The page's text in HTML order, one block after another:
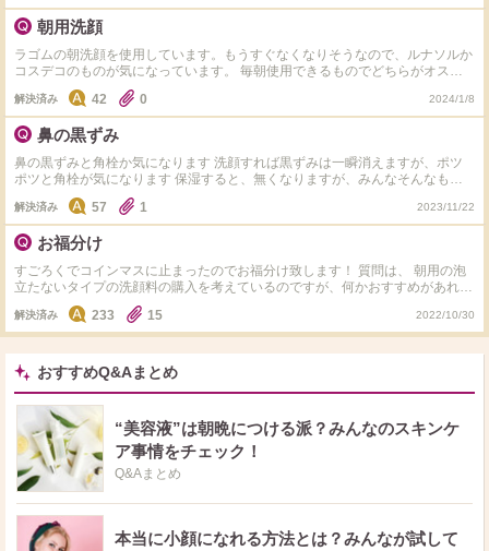
朝用洗顔
ラゴムの朝洗顔を使用しています。もうすぐなくなりそうなので、ルナソルか
コスデコのものが気になっています。 毎朝使用できるものでどちらがオスス
メ、または他ブランドでオススメあれば教えてください。 目周り乾燥ぎみの
混合肌です。よろしくお願いします。
解決済み 42 0 2024/1/8
鼻の黒ずみ
鼻の黒ずみと角栓か気になります 洗顔すれば黒ずみは一瞬消えますが、ポツ
ポツと角栓が気になります 保湿すると、無くなりますが、みんなそんなもん
でしょうか？ 角栓で調べて デュオ ルナソル カネボウ などなど 使いました
が良い様な、でも、劇的変化はなくて 酵素洗顔もファンケルやサイサイ、メ
ラノcc などやってみましたが、変化はなく 毛穴の目立たない鼻に憧れます ほ
とんどノーメイク、色づき日焼け止めとパウダー、たまに薄くメイクします
久しぶりにファンケルのマイクレやアテニアのクレンジングオイルなど、オイ
ル系はどうかなと思ってます 黒ずみ、角栓が無くなったクレンジング、洗顔
やアイテム 実感のあった商品があれば、教えて頂きたいです、タグがあると
嬉しいです シュウウエムラは高いので、怖くて手が出ない出ないですが、本
当に無くなるなら、鼻だけ使ってみたいです ポイント稼ぎで、適当な回答は
解決済み 57 1 2023/11/22
お福分け
すごろくでコインマスに止まったのでお福分け致します！ 質問は、 朝用の泡
立たないタイプの洗顔料の購入を考えているのですが、何かおすすめがあれば
教えてください！ タグの商品で使ったことのある商品がある方は感想も教え
て頂けるとありがたいです。 特にない方はスタンプ押しましたか？？
解決済み 233 15 2022/10/30
おすすめQ&Aまとめ
“美容液”は朝晩につける派？みんなのスキンケ
ア事情をチェック！
Q&Aまとめ
本当に小顔になれる方法とは？みんなが試して